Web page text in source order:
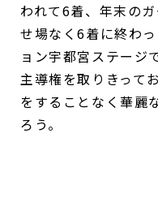
われて6着、年末の
せ場なく6着に終わ
ョン宇都宮ステージ
主導権を取りきって
をすることなく華麗
ろう。